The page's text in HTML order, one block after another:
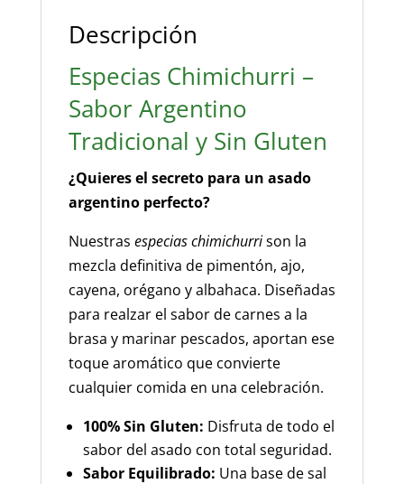
cantidad
Descripción
Especias Chimichurri –
Sabor Argentino
Tradicional y Sin Gluten
¿Quieres el secreto para un asado
argentino perfecto?
Nuestras especias chimichurrison la
mezcla definitiva de pimentón, ajo,
cayena, orégano y albahaca. Diseñadas
para realzar el sabor de carnes a la
brasa y marinar pescados, aportan ese
toque aromático que convierte
cualquier comida en una celebración.
100% Sin Gluten: Disfruta de todo el
sabor del asado con total seguridad.
Sabor Equilibrado: Una base de sal